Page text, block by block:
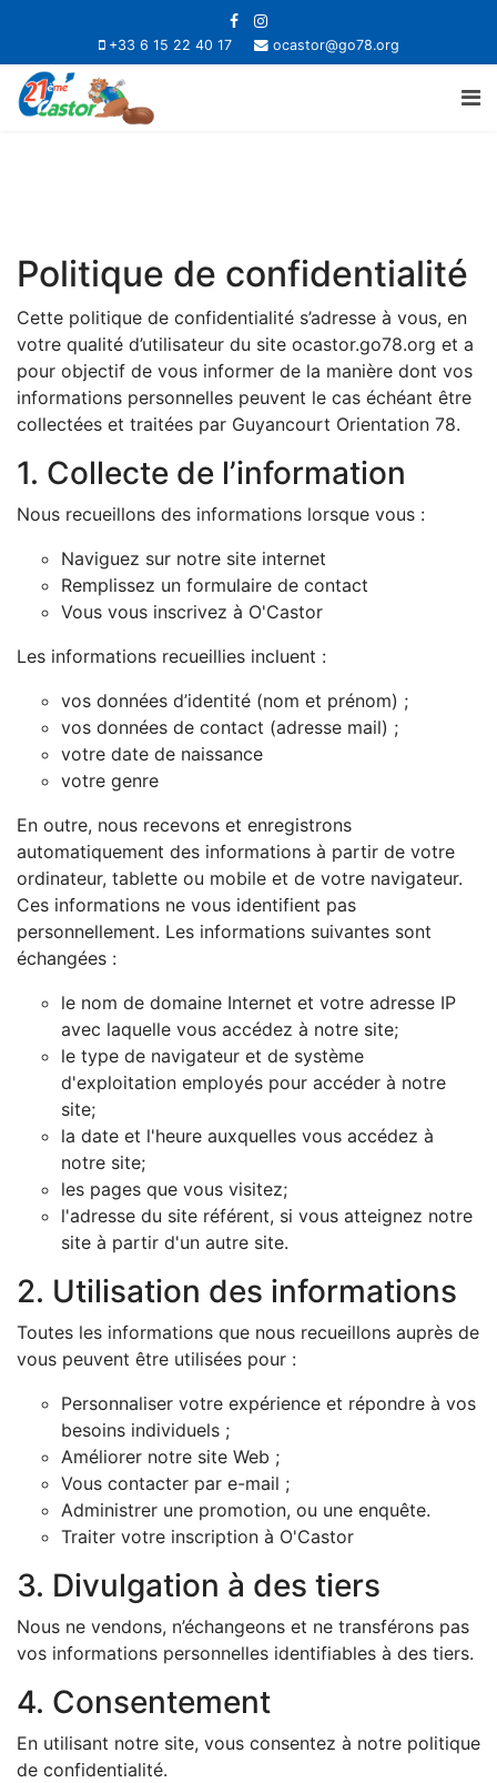
+33 6 15 22 40 17 ocastor@go78.org
Politique de confidentialité
Cette politique de confidentialité s’adresse à vous, en
votre qualité d’utilisateur du site ocastor.go78.org et a
pour objectif de vous informer de la manière dont vos
informations personnelles peuvent le cas échéant être
collectées et traitées par Guyancourt Orientation 78.
1. Collecte de l’information
Nous recueillons des informations lorsque vous :
Naviguez sur notre site internet
Remplissez un formulaire de contact
Vous vous inscrivez à O'Castor
Les informations recueillies incluent :
vos données d’identité (nom et prénom) ;
vos données de contact (adresse mail) ;
votre date de naissance
votre genre
En outre, nous recevons et enregistrons
automatiquement des informations à partir de votre
ordinateur, tablette ou mobile et de votre navigateur.
Ces informations ne vous identifient pas
personnellement. Les informations suivantes sont
échangées :
le nom de domaine Internet et votre adresse IP
avec laquelle vous accédez à notre site;
le type de navigateur et de système
d'exploitation employés pour accéder à notre
site;
la date et l'heure auxquelles vous accédez à
notre site;
les pages que vous visitez;
l'adresse du site référent, si vous atteignez notre
site à partir d'un autre site.
2. Utilisation des informations
Toutes les informations que nous recueillons auprès de
vous peuvent être utilisées pour :
Personnaliser votre expérience et répondre à vos
besoins individuels ;
Améliorer notre site Web ;
Vous contacter par e-mail ;
Administrer une promotion, ou une enquête.
Traiter votre inscription à O'Castor
3. Divulgation à des tiers
Nous ne vendons, n’échangeons et ne transférons pas
vos informations personnelles identifiables à des tiers.
4. Consentement
En utilisant notre site, vous consentez à notre politique
de confidentialité.